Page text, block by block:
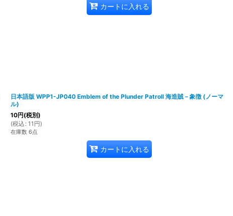
カートに入れる
日本語版 WPP1-JP040 Emblem of the Plunder Patroll 海造賊－象徴 (ノーマ
ル)
10円(税別)
(税込 : 11 円)
在庫数 6点
カートに入れる